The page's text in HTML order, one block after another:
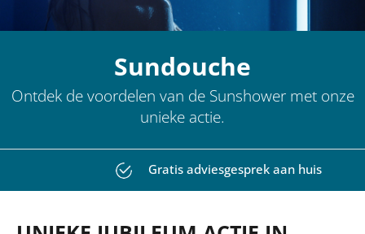
Sundouche
Ontdek de voordelen van de Sunshower met onze
unieke actie.
Uitstekende klantreviews